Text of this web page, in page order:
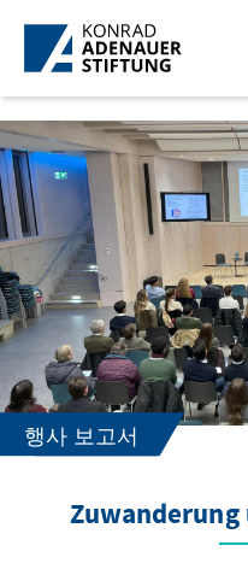
Skip to Main Content
행사 보고서